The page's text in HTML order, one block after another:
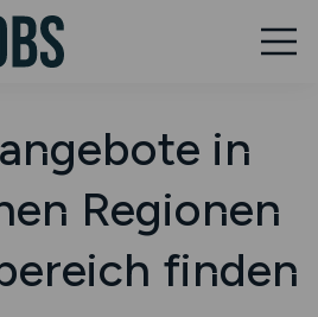
in
Regionen
finden